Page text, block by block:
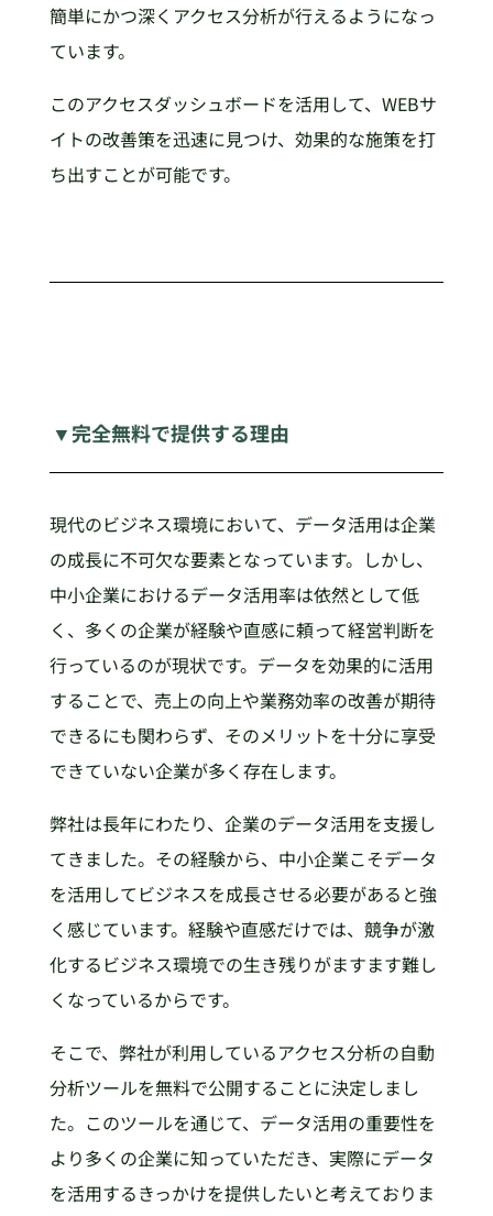
簡単にかつ深くアクセス分析が行えるようになっ
ています。
このアクセスダッシュボードを活用して、WEBサ
イトの改善策を迅速に見つけ、効果的な施策を打
ち出すことが可能です。
▼完全無料で提供する理由
現代のビジネス環境において、データ活用は企業
の成長に不可欠な要素となっています。しかし、
中小企業におけるデータ活用率は依然として低
く、多くの企業が経験や直感に頼って経営判断を
行っているのが現状です。データを効果的に活用
することで、売上の向上や業務効率の改善が期待
できるにも関わらず、そのメリットを十分に享受
できていない企業が多く存在します。
弊社は長年にわたり、企業のデータ活用を支援し
てきました。その経験から、中小企業こそデータ
を活用してビジネスを成長させる必要があると強
く感じています。経験や直感だけでは、競争が激
化するビジネス環境での生き残りがますます難し
くなっているからです。
そこで、弊社が利用しているアクセス分析の自動
分析ツールを無料で公開することに決定しまし
た。このツールを通じて、データ活用の重要性を
より多くの企業に知っていただき、実際にデータ
を活用するきっかけを提供したいと考えておりま